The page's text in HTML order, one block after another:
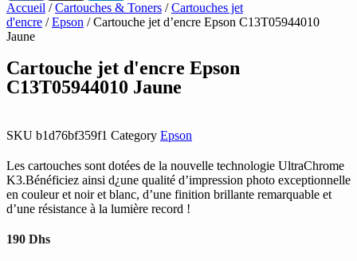
Accueil /Cartouches & Toners /Cartouches jet
d'encre /Epson / Cartouche jet d’encre Epson C13T05944010
Jaune
Cartouche jet d'encre Epson
C13T05944010 Jaune
SKU b1d76bf359f1 Category Epson
Les cartouches sont dotées de la nouvelle technologie UltraChrome
K3.Bénéficiez ainsi d¿une qualité d’impression photo exceptionnelle
en couleur et noir et blanc, d’une finition brillante remarquable et
d’une résistance à la lumière record !
190 Dhs